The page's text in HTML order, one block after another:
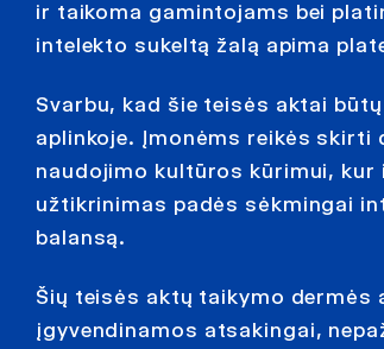
ir taikoma gamintojams bei
intelekto sukeltą žalą apima
Svarbu, kad šie teisės aktai
aplinkoje. Įmonėms reikės skirti
naudojimo kultūros kūrimui,
užtikrinimas padės sėkmingai
balansą.
Šių teisės aktų taikymo dermės
įgyvendinamos atsakingai,